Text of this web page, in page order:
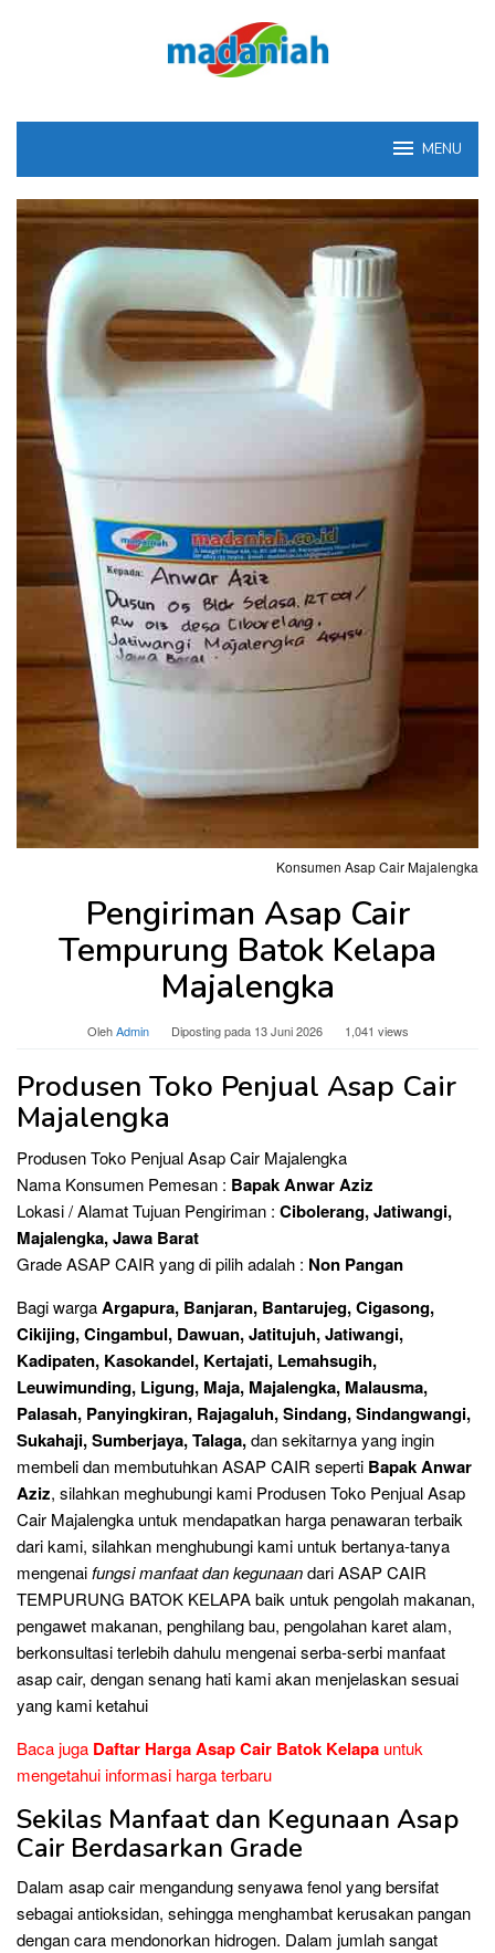
MENU
Konsumen Asap Cair Majalengka
Pengiriman Asap Cair
Tempurung Batok Kelapa
Majalengka
OlehAdmin Diposting pada 13 Juni 2026 1,041 views
Produsen Toko Penjual Asap Cair
Majalengka
Produsen Toko Penjual Asap Cair Majalengka
Nama Konsumen Pemesan : Bapak Anwar Aziz
Lokasi / Alamat Tujuan Pengiriman : Cibolerang, Jatiwangi,
Majalengka, Jawa Barat
Grade ASAP CAIR yang di pilih adalah : Non Pangan
Bagi wargaArgapura, Banjaran, Bantarujeg, Cigasong,
Cikijing, Cingambul, Dawuan, Jatitujuh, Jatiwangi,
Kadipaten, Kasokandel, Kertajati, Lemahsugih,
Leuwimunding, Ligung, Maja, Majalengka, Malausma,
Palasah, Panyingkiran, Rajagaluh, Sindang, Sindangwangi,
Sukahaji, Sumberjaya, Talaga,dan sekitarnya yang ingin
membeli dan membutuhkan ASAP CAIR seperti Bapak Anwar
Aziz, silahkan meghubungi kami Produsen Toko Penjual Asap
Cair Majalengka untuk mendapatkan harga penawaran terbaik
dari kami, silahkan menghubungi kami untuk bertanya-tanya
mengenaifungsi manfaat dan kegunaandari ASAP CAIR
TEMPURUNG BATOK KELAPA baik untuk pengolah makanan,
pengawet makanan, penghilang bau, pengolahan karet alam,
berkonsultasi terlebih dahulu mengenai serba-serbi manfaat
asap cair, dengan senang hati kami akan menjelaskan sesuai
yang kami ketahui
Baca juga Daftar Harga Asap Cair Batok Kelapa untuk
mengetahui informasi harga terbaru
Sekilas Manfaat dan Kegunaan Asap
Cair Berdasarkan Grade
Dalam asap cair mengandung senyawa fenol yang bersifat
sebagai antioksidan, sehingga menghambat kerusakan pangan
dengan cara mendonorkan hidrogen. Dalam jumlah sangat